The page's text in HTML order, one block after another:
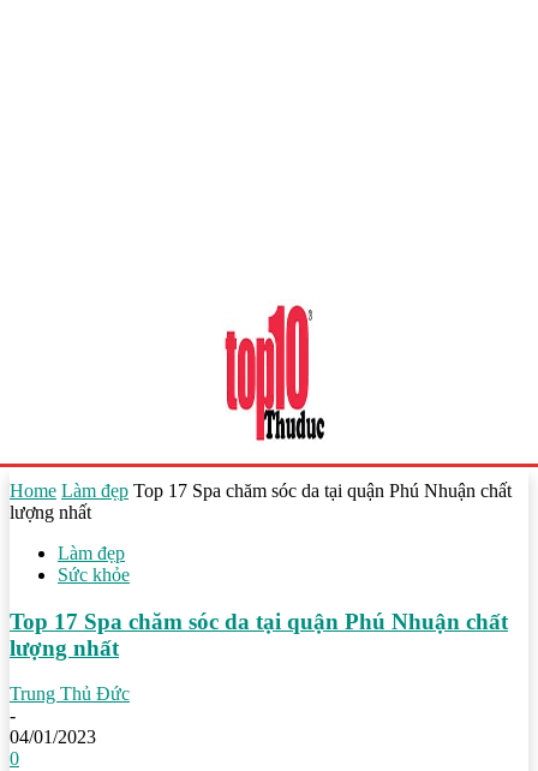
Home Làm đẹp Top 17 Spa chăm sóc da tại quận Phú Nhuận chất
lượng nhất
Làm đẹp
Sức khỏe
Top 17 Spa chăm sóc da tại quận Phú Nhuận chất
lượng nhất
Trung Thủ Đức
-
04/01/2023
0